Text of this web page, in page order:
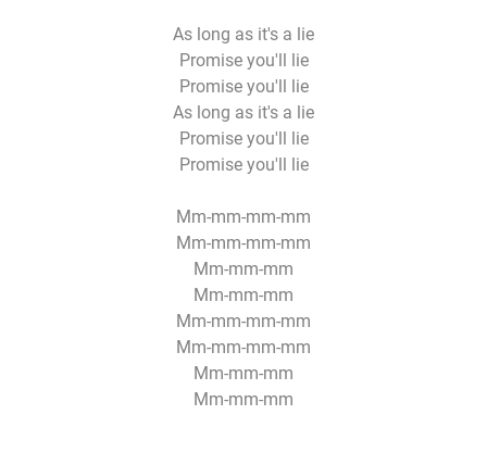
As long as it's a lie
Promise you'll lie
Promise you'll lie
As long as it's a lie
Promise you'll lie
Promise you'll lie
Mm-mm-mm-mm
Mm-mm-mm-mm
Mm-mm-mm
Mm-mm-mm
Mm-mm-mm-mm
Mm-mm-mm-mm
Mm-mm-mm
Mm-mm-mm